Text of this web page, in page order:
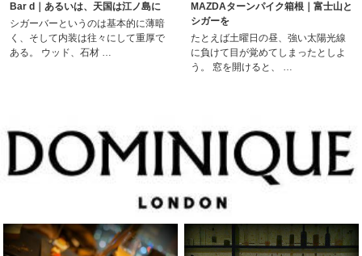
Bar d｜あるいは、天国は江ノ島に
シガーバーというのは基本的に薄暗
く、そして内装は往々にして重厚で
ある。 ウッド、石材 …
MAZDAターンパイク箱根｜富士山と
シガーを
たとえば土曜日の昼、強い太陽光線
に負けて目が覚めてしまったとしよ
う。 窓を開けると、 …